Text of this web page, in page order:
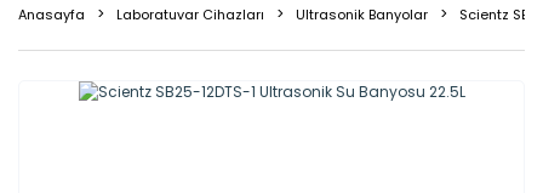
Anasayfa Laboratuvar Cihazları Ultrasonik Banyolar Scientz